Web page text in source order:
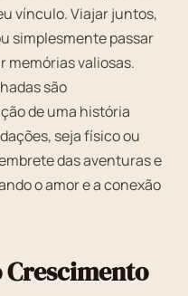
vínculo. Viajar juntos,
simplesmente passar
memórias valiosas.
são
de uma história
seja físico ou
das aventuras e
o amor e a conexão